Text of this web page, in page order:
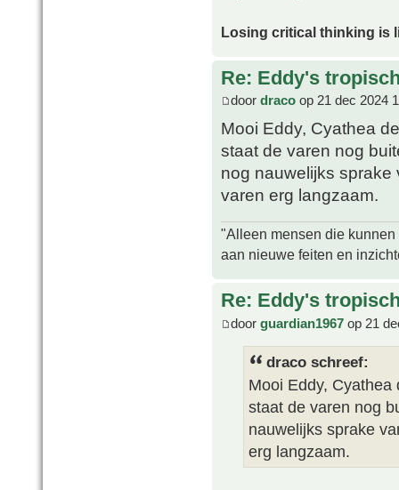
Losing critical thinking is
Re: Eddy's
door draco op 21 dec 2024
Mooi Eddy, Cyathea
staat de varen nog
nog nauwelijks sprake
varen erg langzaam.
"Alleen mensen die
aan nieuwe feiten en
Re: Eddy's
door guardian1967 op 21
draco schreef:
Mooi Eddy,
staat de varen nog
nauwelijks sprake
erg langzaam.